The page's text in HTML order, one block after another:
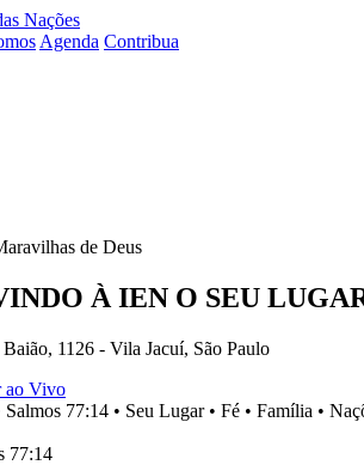
Agenda Contribua
de Deus
À IEN O SEU
1126 - Vila Jacuí, São Paulo
ao Vivo
Salmos 77:14 • Seu Lugar • Fé • Família •
77:14